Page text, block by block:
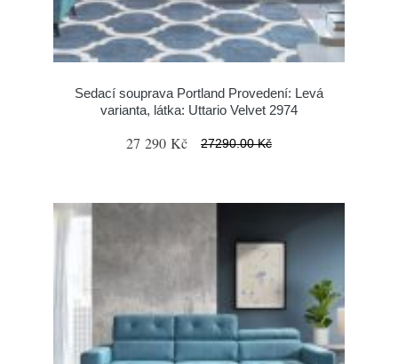
Sedací souprava Portland Provedení: Levá
varianta, látka: Uttario Velvet 2974
27 290 Kč 27290.00 Kč